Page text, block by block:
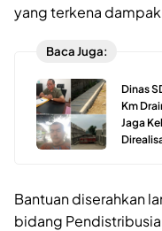
yang terkena
Baca Juga:
Dinas
Km
Jaga
Bantuan diserahkan
bidang